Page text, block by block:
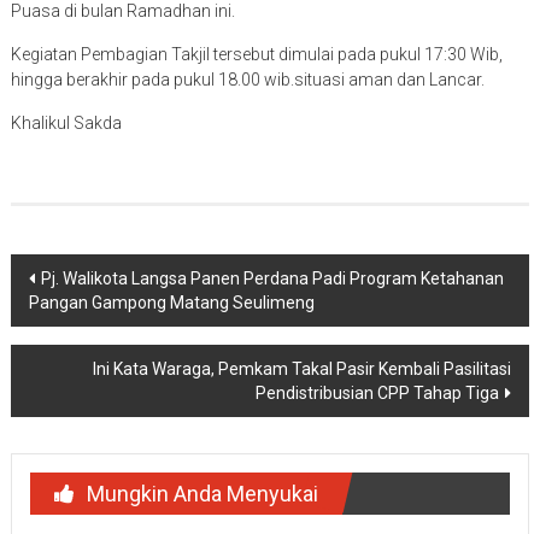
Puasa di bulan Ramadhan ini.
Kegiatan Pembagian Takjil tersebut dimulai pada pukul 17:30 Wib,
hingga berakhir pada pukul 18.00 wib.situasi aman dan Lancar.
Khalikul Sakda
Navigasi
pos
Pj. Walikota Langsa Panen Perdana Padi Program Ketahanan
Pangan Gampong Matang Seulimeng
Ini Kata Waraga, Pemkam Takal Pasir Kembali Pasilitasi
Pendistribusian CPP Tahap Tiga
Mungkin Anda Menyukai